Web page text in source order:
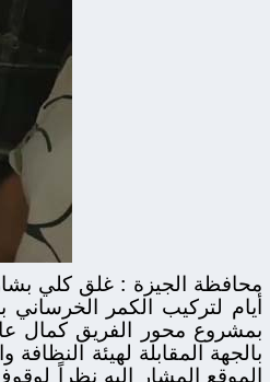
أيام لتركيب الكمر
بمشروع محور الفريق كمال
بالجهة المقابلة لهيئة